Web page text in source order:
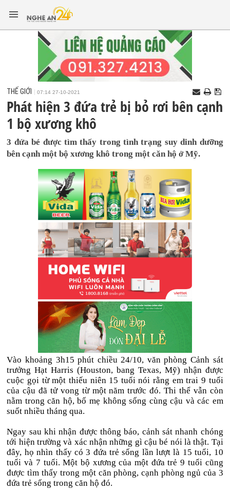
THẾ GIỚI 07:14 27-10-2021
Phát hiện 3 đứa trẻ bị bỏ rơi bên cạnh
1 bộ xương khô
3 đứa bé được tìm thấy trong tình trạng suy dinh dưỡng
bên cạnh một bộ xương khô trong một căn hộ ở Mỹ.
Vào khoảng 3h15 phút chiều 24/10, văn phòng Cảnh sát
trưởng Hạt Harris (Houston, bang Texas, Mỹ) nhận được
cuộc gọi từ một thiếu niên 15 tuổi nói rằng em trai 9 tuổi
của cậu đã tử vong từ một năm trước đó. Thi thể vẫn còn
nằm trong căn hộ, bố mẹ không sống cùng cậu và các em
suốt nhiều tháng qua.
Ngay sau khi nhận được thông báo, cảnh sát nhanh chóng
tới hiện trường và xác nhận những gì cậu bé nói là thật. Tại
đây, họ nhìn thấy có 3 đứa trẻ sống lần lượt là 15 tuổi, 10
tuổi và 7 tuổi. Một bộ xương của một đứa trẻ 9 tuổi cũng
được tìm thấy trong một căn phòng, cạnh phòng ngủ của 3
đứa trẻ sống trong căn hộ đó.